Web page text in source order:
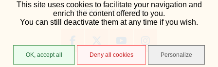
This site uses cookies to facilitate your navigation and
enrich the content offered to you.
You can still deactivate them at any time if you wish.
OK, accept all Deny all cookies Personalize
COOKIES MANAGEMENT